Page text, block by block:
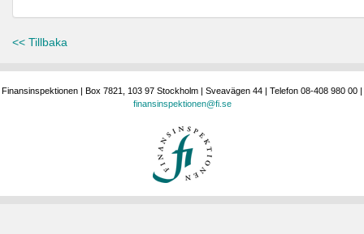
<< Tillbaka
Finansinspektionen | Box 7821, 103 97 Stockholm | Sveavägen 44 | Telefon 08-408 980 00 |
finansinspektionen@fi.se